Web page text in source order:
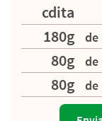
cdita
180g de
80g de
80g de